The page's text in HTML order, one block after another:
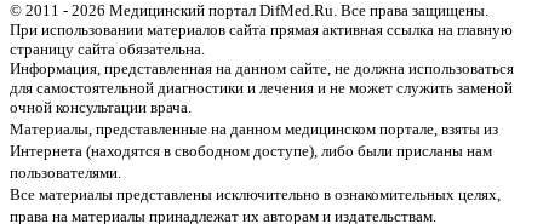
© 2011 - 2026 Медицинский портал DifMed.Ru. Все права защищены.
При использовании материалов сайта прямая активная ссылка на главную
страницу сайта обязательна.
Информация, представленная на данном сайте, не должна использоваться
для самостоятельной диагностики и лечения и не может служить заменой
очной консультации врача.
Материалы, представленные на данном медицинском портале, взяты из
Интернета (находятся в свободном доступе), либо были присланы нам
пользователями.
Все материалы представлены исключительно в ознакомительных целях,
права на материалы принадлежат их авторам и издательствам.